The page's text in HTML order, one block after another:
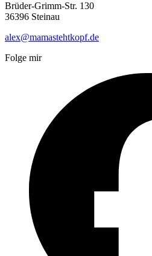
Brüder-Grimm-Str. 130
36396 Steinau
alex@mamastehtkopf.de
Folge mir